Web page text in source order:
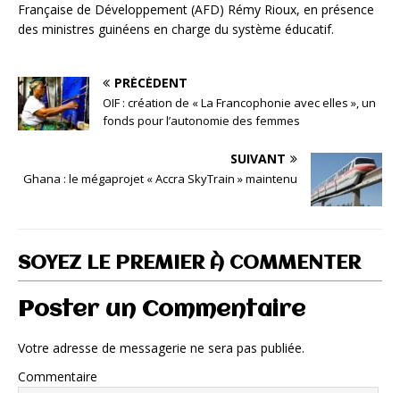
Française de Développement (AFD) Rémy Rioux, en présence
des ministres guinéens en charge du système éducatif.
PRÉCÉDENT
OIF : création de « La Francophonie avec elles », un
fonds pour l’autonomie des femmes
SUIVANT
Ghana : le mégaprojet « Accra SkyTrain » maintenu
SOYEZ LE PREMIER À COMMENTER
Poster un Commentaire
Votre adresse de messagerie ne sera pas publiée.
Commentaire